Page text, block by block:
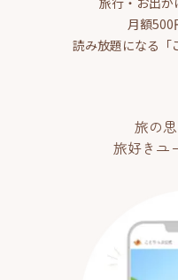
月額500
読み放題になる「
旅の
旅好きユ